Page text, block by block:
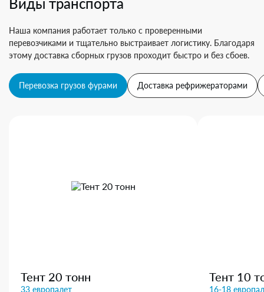
Наша компания работает только с проверенными
перевозчиками и тщательно выстраивает логистику. Благодаря
этому доставка сборных грузов проходит быстро и без сбоев.
Перевозка грузов фурами Доставка рефрижераторами
Тент 20 тонн
33 европалет
Тент 10
16-18